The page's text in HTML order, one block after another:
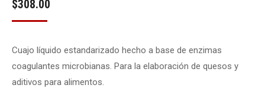
$308.00
Cuajo líquido estandarizado hecho a base de enzimas
coagulantes microbianas. Para la elaboración de quesos y
aditivos para alimentos.